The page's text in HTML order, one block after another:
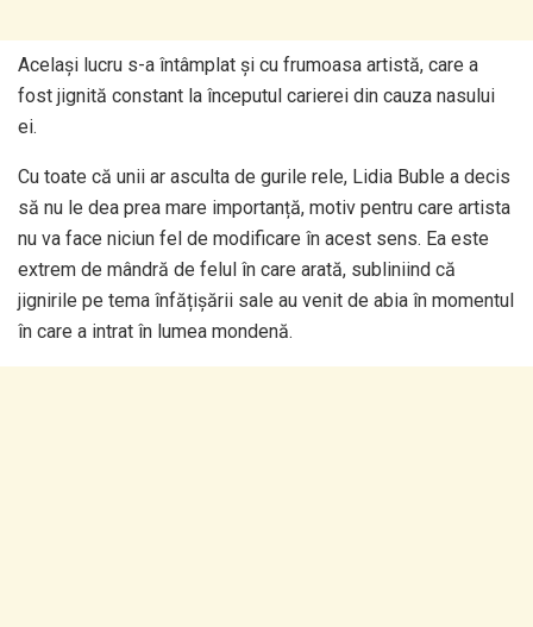
Același lucru s-a întâmplat și cu frumoasa artistă, care a
fost jignită constant la începutul carierei din cauza nasului
ei.
Cu toate că unii ar asculta de gurile rele, Lidia Buble a decis
să nu le dea prea mare importanță, motiv pentru care artista
nu va face niciun fel de modificare în acest sens. Ea este
extrem de mândră de felul în care arată, subliniind că
jignirile pe tema înfățișării sale au venit de abia în momentul
în care a intrat în lumea mondenă.